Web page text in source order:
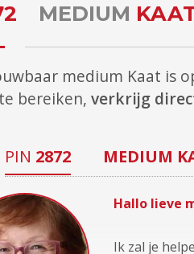
MEDIUM
medium Kaat is
bereiken, verkrijg
PIN 2872 MEDIUM
Hallo lieve
Ik zal je